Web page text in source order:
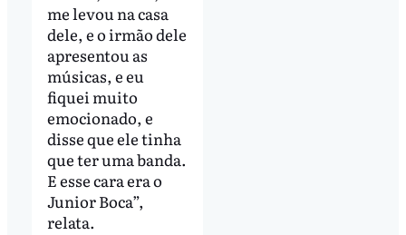
me levou na casa
dele, e o irmão dele
apresentou as
músicas, e eu
fiquei muito
emocionado, e
disse que ele tinha
que ter uma banda.
E esse cara era o
Junior Boca”,
relata.